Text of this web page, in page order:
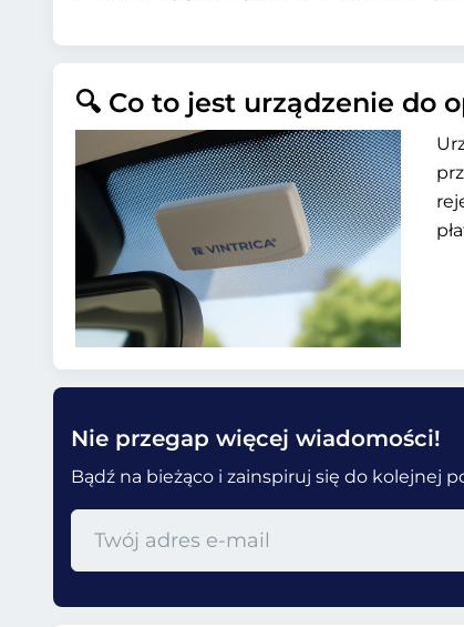
🔍 Co to jest urządzenie do
Nie przegap więcej wiadomości!
Bądź na bieżąco i zainspiruj się do kolejnej